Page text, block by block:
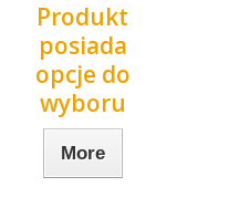
Produkt
posiada
opcje do
wyboru
More